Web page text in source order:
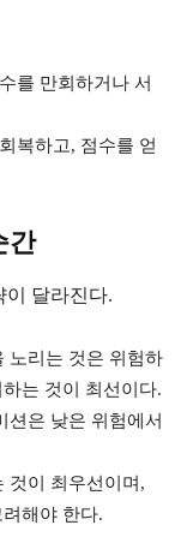
를 만회하거나 서
복하고, 점수를 얻
간
이 달라진다.
노리는 것은 위험하
는 것이 최선이다.
션은 낮은 위험에서
것이 최우선이며,
해야 한다.